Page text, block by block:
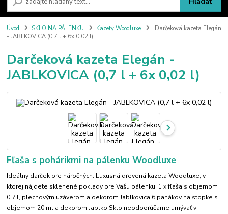
Úvod SKLO NA PÁLENKU Kazety Woodluxe
Darčeková kazeta Elegán
- JABLKOVICA (0,7 l + 6x 0,02 l)
Darčeková kazeta Elegán -
JABLKOVICA (0,7 l + 6x 0,02 l)
Fľaša s pohárikmi na pálenku Woodluxe
Ideálny darček pre náročných. Luxusná drevená kazeta Woodluxe, v
ktorej nájdete sklenené poklady pre Vašu pálenku: 1 x fľaša s objemom
0,7 l, plechovým uzáverom a dekorom Jablkovica 6 panákov na stopke s
objemom 20 ml a dekorom Jablko Sklo neodporúčame umývať v